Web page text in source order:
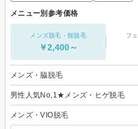
メニュー別参考価格
メンズ脱毛・髭脱毛
￥2,400～
フ
メンズ・脇脱毛
男性人気No,1★メンズ・ヒゲ脱毛
メンズ・VIO脱毛